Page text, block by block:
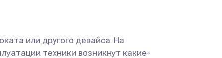
или другого девайса. На
техники возникнут какие-